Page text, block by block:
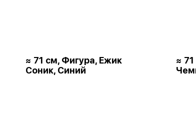
≈ 71 см, Фигура, Ежик
Соник, Синий
≈